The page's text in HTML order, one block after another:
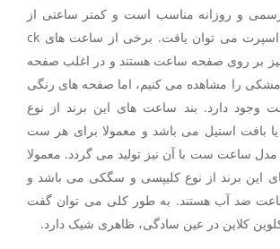
رسمی و روزانه مناسب است و کمتر ساعتی از
این برند در حوزه اسپرت می توان یافت. برخی از ساعت های ck
نیز بر روی صفحه ساعت هستند و در اغلب صفحه
را مشاهده می کنیم، اما صفحه های رنگی
وجود دارد. بند ساعت های این برند از نوع
بافت استیل می باشد و معمولا برای هر ست
مدل ساعت ست با آن نیز تولید می گردد. معمولا
این برند از نوع کلیپسی و سگکی می باشد و
ضد آب هستند. به طور کلی می توان گفت
کلاین در عین سادگی، ظاهری شیک دارد.